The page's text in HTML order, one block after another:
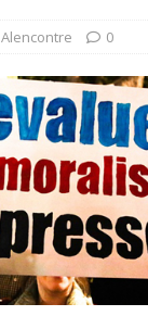
Alencontre 0